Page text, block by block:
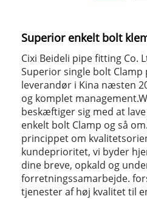
Superior enkelt bolt
Cixi Beideli pipe fitting Co.
Superior single bolt
leverandør i Kina næsten
og komplet
beskæftiger sig med at
enkelt bolt Clamp og så
princippet om
kundeprioritet, vi byder
dine breve, opkald og
forretningssamarbejde.
tjenester af høj kvalitet til